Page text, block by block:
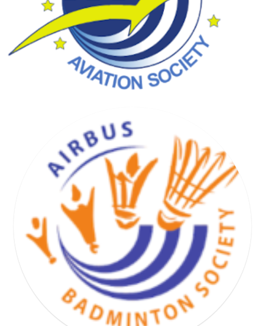
BASKET HAND VOLLEY SOCIETY